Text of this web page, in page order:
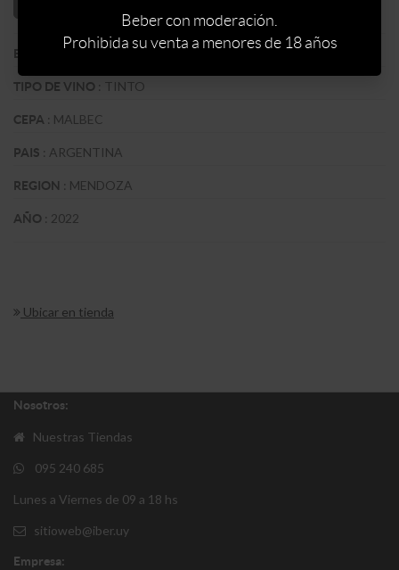
BODEGA :BODEGA SANTA JULIA
TIPO DE VINO : TINTO
CEPA : MALBEC
PAIS : ARGENTINA
REGION : MENDOZA
AÑO : 2022
Ubicar en tienda
Nosotros:
Nuestras Tiendas
095 240 685
Lunes a Viernes de 09 a 18 hs
sitioweb@iber.uy
Empresa:
Beber con moderación.
Prohibida su venta a menores de 18 años